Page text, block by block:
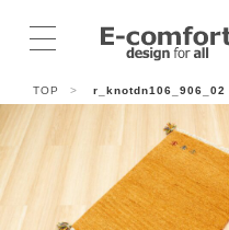
TOP > r_knotdn106_906_02